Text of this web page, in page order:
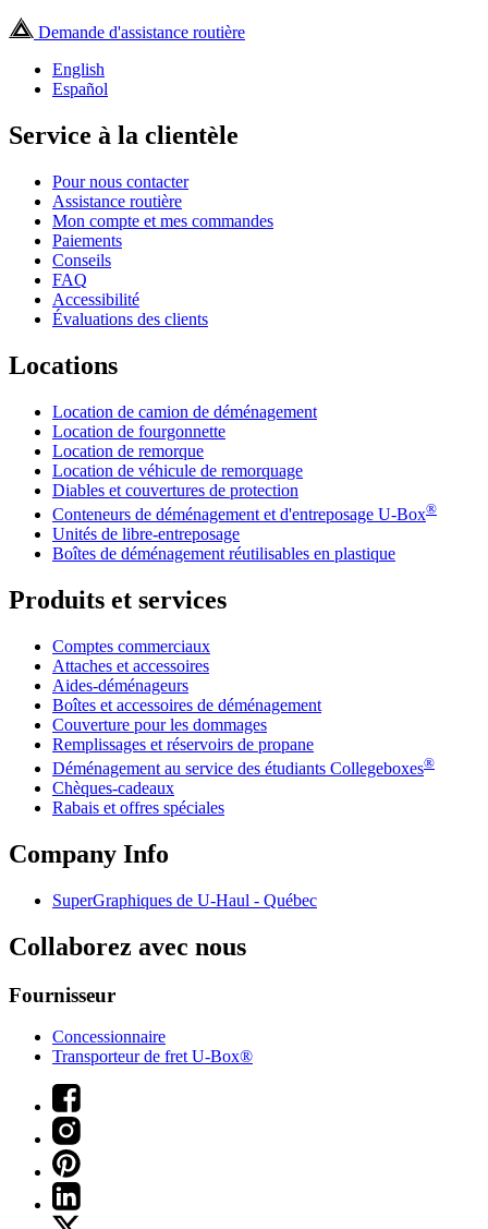
Demande d'assistance routière
English
Español
Service à la clientèle
Pour nous contacter
Assistance routière
Mon compte et mes commandes
Paiements
Conseils
FAQ
Accessibilité
Évaluations des clients
Locations
Location de camion de déménagement
Location de fourgonnette
Location de remorque
Location de véhicule de remorquage
Diables et couvertures de protection
Conteneurs de déménagement et d'entreposage U-Box®
Unités de libre-entreposage
Boîtes de déménagement réutilisables en plastique
Produits et services
Comptes commerciaux
Attaches et accessoires
Aides-déménageurs
Boîtes et accessoires de déménagement
Couverture pour les dommages
Remplissages et réservoirs de propane
Déménagement au service des étudiants Collegeboxes®
Chèques-cadeaux
Rabais et offres spéciales
Company Info
SuperGraphiques de U-Haul - Québec
Collaborez avec nous
Fournisseur
Concessionnaire
Transporteur de fret U-Box®